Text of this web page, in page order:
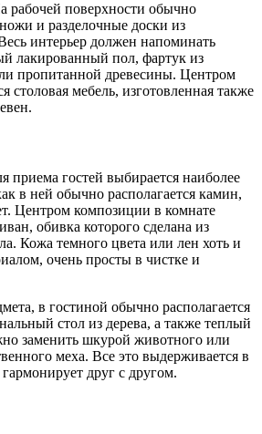
рабочей поверхности обычно
и разделочные доски из
интерьер должен напоминать
лакированный пол, фартук из
пропитанной древесины. Центром
столовая мебель, изготовленная также
приема гостей выбирается наиболее
в ней обычно располагается камин,
Центром композиции в комнате
обивка которого сделана из
Кожа темного цвета или лен хоть и
очень просты в чистке и
в гостиной обычно располагается
стол из дерева, а также теплый
заменить шкурой животного или
меха. Все это выдерживается в
друг с другом.